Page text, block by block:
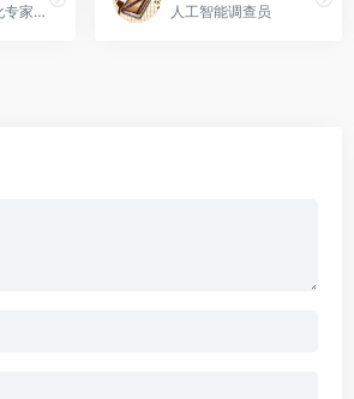
内容创建和优化专家，专注于 SEO 实践和用户参与度 人工智能调查员